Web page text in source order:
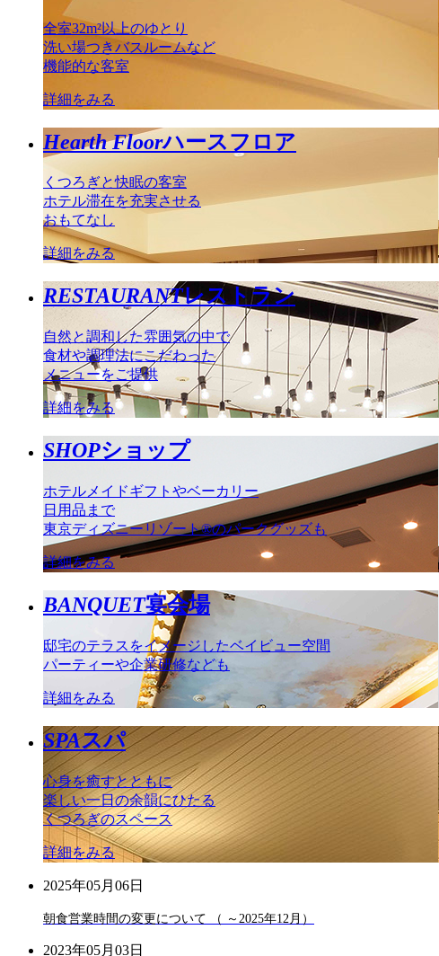
全室32m²以上のゆとり
洗い場つきバスルームなど
機能的な客室
詳細をみる
Hearth Floorハースフロア
くつろぎと快眠の客室
ホテル滞在を充実させる
おもてなし
詳細をみる
RESTAURANTレストラン
自然と調和した雰囲気の中で
食材や調理法にこだわった
メニューをご提供
詳細をみる
SHOPショップ
ホテルメイドギフトやベーカリー
日用品まで
東京ディズニーリゾート®のパークグッズも
詳細をみる
BANQUET宴会場
邸宅のテラスをイメージしたベイビュー空間
パーティーや企業研修なども
詳細をみる
SPAスパ
心身を癒すとともに
楽しい一日の余韻にひたる
くつろぎのスペース
詳細をみる
2025年05月06日
朝食営業時間の変更について （ ～2025年12月）
2023年05月03日